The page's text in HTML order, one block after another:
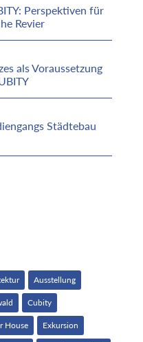
Perspektiven für
Revier
als Voraussetzung
Städtebau
Ausstellung
Cubity
House Exkursion